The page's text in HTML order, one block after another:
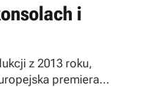
i
z 2013 roku,
premiera